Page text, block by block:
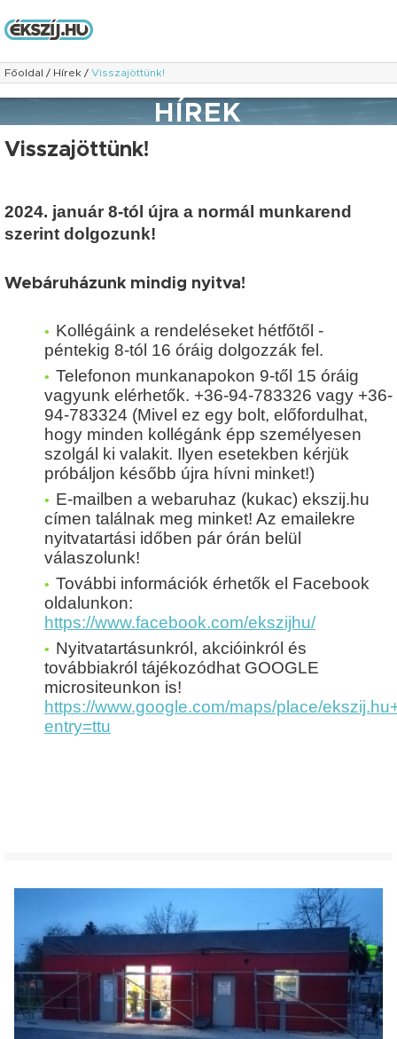
Főoldal / Hírek / Visszajöttünk!
HÍREK
Visszajöttünk!
2024. január 8-tól újra a normál munkarend
szerint dolgozunk!
Webáruházunk mindig nyitva!
Kollégáink a rendeléseket hétfőtől -
péntekig 8-tól 16 óráig dolgozzák fel.
Telefonon munkanapokon 9-től 15 óráig
vagyunk elérhetők. +36-94-783326 vagy +36-
94-783324 (Mivel ez egy bolt, előfordulhat,
hogy minden kollégánk épp személyesen
szolgál ki valakit. Ilyen esetekben kérjük
próbáljon később újra hívni minket!)
E-mailben a webaruhaz (kukac) ekszij.hu
címen találnak meg minket! Az emailekre
nyitvatartási időben pár órán belül
válaszolunk!
További információk érhetők el Facebook
oldalunkon:
https://www.facebook.com/ekszijhu/
Nyitvatartásunkról, akcióinkról és
továbbiakról tájékozódhat GOOGLE
micrositeunkon is!
https://www.google.com/maps/place/
entry=ttu